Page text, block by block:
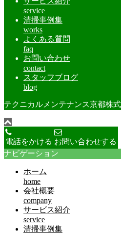
service
清掃事例集
works
よくある質問
faq
お問い合わせ
contact
スタッフブログ
blog
テクニカルメンテナンス京都株式
電話をかける お問い合わせする
ナビゲーション
ホーム
home
会社概要
company
サービス紹介
service
清掃事例集